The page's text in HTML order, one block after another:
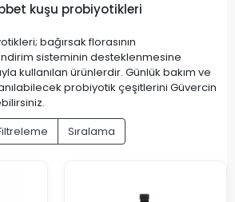
kuşu probiyotikleri
bağırsak florasının
sisteminin desteklenmesine
kullanılan ürünlerdir. Günlük bakım ve
probiyotik çeşitlerini Güvercin
Sıralama